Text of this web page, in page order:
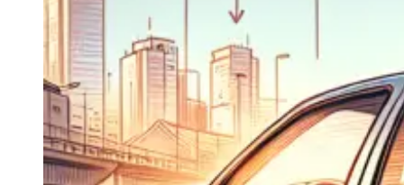
Navigație Ford Focus 1
Navigație Ford Focus 2
Navigație Ford Focus MK3
Navigație Ford Mondeo MK3
Navigație Ford Mondeo MK4
Navigație Ford Transit
Mercedes
Navigație Mercedes C Class W203
Navigație Mercedes C Class W204
Navigație Mercedes W203
Navigație Mercedes W204